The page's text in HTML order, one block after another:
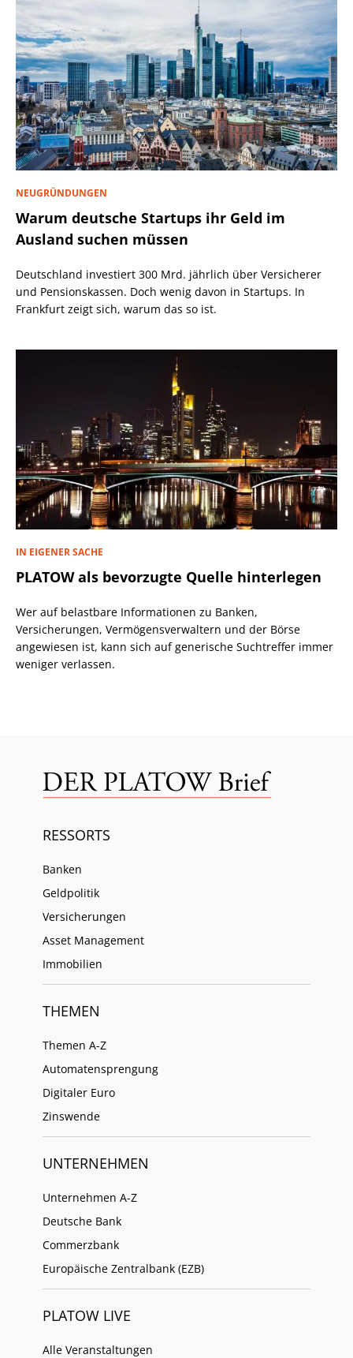
NEUGRÜNDUNGEN
Warum deutsche Startups ihr Geld im
Ausland suchen müssen
Deutschland investiert 300 Mrd. jährlich über Versicherer
und Pensionskassen. Doch wenig davon in Startups. In
Frankfurt zeigt sich, warum das so ist.
IN EIGENER SACHE
PLATOW als bevorzugte Quelle hinterlegen
Wer auf belastbare Informationen zu Banken,
Versicherungen, Vermögensverwaltern und der Börse
angewiesen ist, kann sich auf generische Suchtreffer immer
weniger verlassen.
RESSORTS
Banken
Geldpolitik
Versicherungen
Asset Management
Immobilien
THEMEN
Themen A-Z
Automatensprengung
Digitaler Euro
Zinswende
UNTERNEHMEN
Unternehmen A-Z
Deutsche Bank
Commerzbank
Europäische Zentralbank (EZB)
PLATOW LIVE
Alle Veranstaltungen